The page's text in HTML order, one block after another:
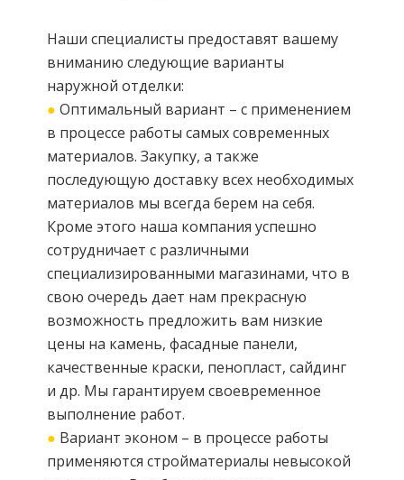
Наши специалисты предоставят вашему
вниманию следующие варианты
наружной отделки:
● Оптимальный вариант – с применением
в процессе работы самых современных
материалов. Закупку, а также
последующую доставку всех необходимых
материалов мы всегда берем на себя.
Кроме этого наша компания успешно
сотрудничает с различными
специализированными магазинами, что в
свою очередь дает нам прекрасную
возможность предложить вам низкие
цены на камень, фасадные панели,
качественные краски, пенопласт, сайдинг
и др. Мы гарантируем своевременное
выполнение работ.
● Вариант эконом – в процессе работы
применяются стройматериалы невысокой